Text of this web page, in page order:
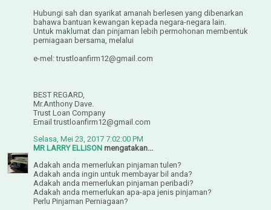
Hubungi sah dan syarikat amanah berlesen yang dibenarkan
bahawa bantuan kewangan kepada negara-negara lain.
Untuk maklumat dan pinjaman lebih permohonan membentuk
perniagaan bersama, melalui
e-mel: trustloanfirm12@gmail.com
BEST REGARD,
Mr.Anthony Dave.
Trust Loan Company
Email trustloanfirm12@gmail.com
Selasa, Mei 23, 2017 7:02:00 PM
MR LARRY ELLISON mengatakan...
Adakah anda memerlukan pinjaman tulen?
Adakah anda ingin untuk membayar bil anda?
Adakah anda memerlukan pinjaman peribadi?
Adakah anda memerlukan apa-apa jenis pinjaman?
Perlu Pinjaman Perniagaan?